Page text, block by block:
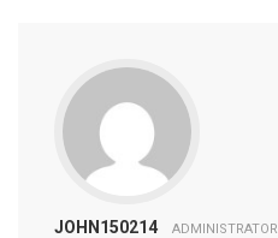
JOHN150214 ADMINISTRATOR